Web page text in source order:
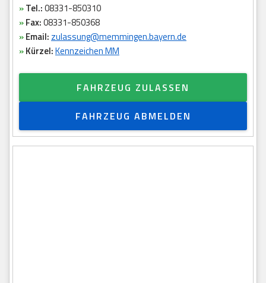
»Tel.:08331-850310
»Fax:08331-850368
»Email: zulassung@memmingen.bayern.de
»Kürzel:Kennzeichen MM
FAHRZEUG ZULASSEN
FAHRZEUG ABMELDEN